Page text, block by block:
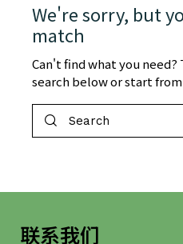
We're sorry, but
match
Can't find what you need?
search below or start from
联系我们